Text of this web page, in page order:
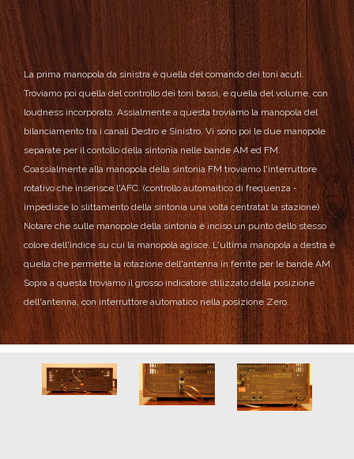
La prima manopola da sinistra è quella del comando dei toni acuti.
Troviamo poi quella del controllo dei toni bassi, e quella del volume, con
loudness incorporato. Assialmente a questa troviamo la manopola del
bilanciamento tra i canali Destro e Sinistro. Vi sono poi le due manopole
separate per il contollo della sintonia nelle bande AM ed FM.
Coassialmente alla manopola della sintonia FM troviamo l'interruttore
rotativo che inserisce l'AFC. (controllo automaitico di frequenza -
impedisce lo slittamento della sintonia una volta centratat la stazione)
Notare che sulle manopole della sintonia è inciso un punto dello stesso
colore dell'indice su cui la manopola agisce. L'ultima manopola a destra è
quella che permette la rotazione dell'antenna in ferrite per le bande AM.
Sopra a questa troviamo il grosso indicatore stilizzato della posizione
dell'antenna, con interruttore automatico nella posizione Zero.